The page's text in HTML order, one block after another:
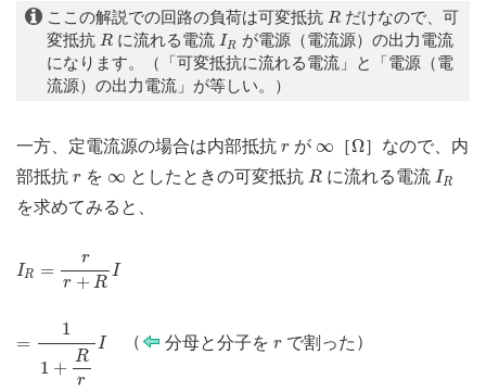
ここの解説での回路の負荷は可変抵抗 R
R だけなので、可
変抵抗 R
R に流れる電流 I R
IR
が電源（電流源）の出力電流
になります。（「可変抵抗に流れる電流」と「電源（電
流源）の出力電流」が等しい。）
一方、定電流源の場合は内部抵抗 r
r が ∞
∞ ［Ω
Ω］なので、内
部抵抗 r
r を ∞
∞ としたときの可変抵抗 R
R に流れる電流 IR
IR
を求めてみると、
IR =
r
r + R
I
RI
=
1
1 +
R
r
I
R
（ 分母と分子を r
rで割った ）